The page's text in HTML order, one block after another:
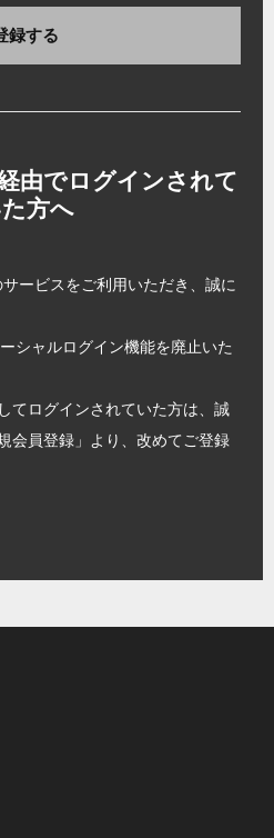
録する
由でログインされて
方へ
ービスをご利用いただき、誠に
シャルログイン機能を廃止いた
てログインされていた方は、誠
会員登録」より、改めてご登録